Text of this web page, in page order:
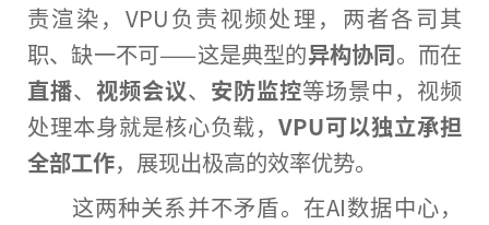
责渲染，VPU负责视频处理，两者各司其
职、缺一不可——这是典型的异构协同。而在
直播、 视频会议、 安防监控等场景中，视频
处理本身就是核心负载，VPU可以独立承担
全部工作，展现出极高的效率优势。
这两种关系并不矛盾。在AI数据中心，